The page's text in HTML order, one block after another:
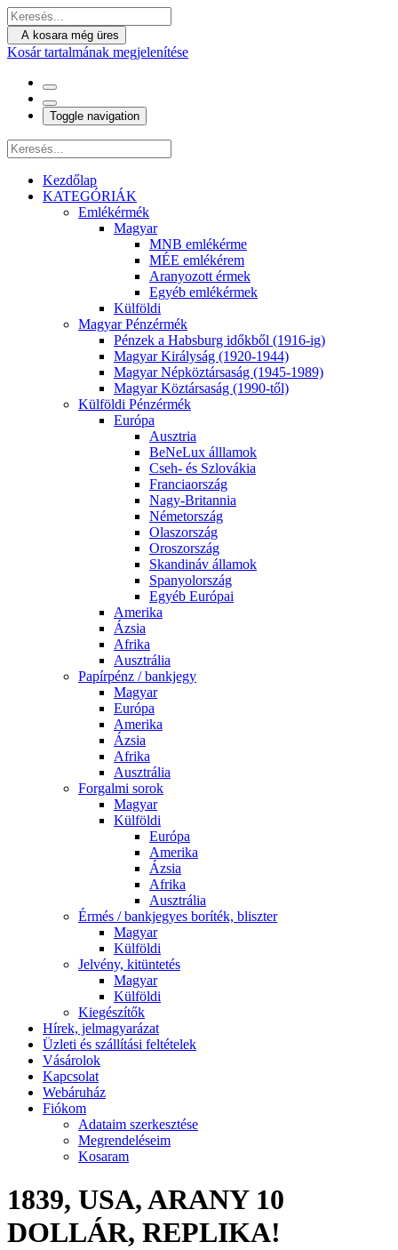
A kosara még üres
Kosár tartalmának megjelenítése
Toggle navigation
Kezdőlap
KATEGÓRIÁK
Emlékérmék
Magyar
MNB emlékérme
MÉE emlékérem
Aranyozott érmek
Egyéb emlékérmek
Külföldi
Magyar Pénzérmék
Pénzek a Habsburg időkből (1916-ig)
Magyar Királyság (1920-1944)
Magyar Népköztársaság (1945-1989)
Magyar Köztársaság (1990-től)
Külföldi Pénzérmék
Európa
Ausztria
BeNeLux álllamok
Cseh- és Szlovákia
Franciaország
Nagy-Britannia
Németország
Olaszország
Oroszország
Skandináv államok
Spanyolország
Egyéb Európai
Amerika
Ázsia
Afrika
Ausztrália
Papírpénz / bankjegy
Magyar
Európa
Amerika
Ázsia
Afrika
Ausztrália
Forgalmi sorok
Magyar
Külföldi
Európa
Amerika
Ázsia
Afrika
Ausztrália
Érmés / bankjegyes boríték, bliszter
Magyar
Külföldi
Jelvény, kitüntetés
Magyar
Külföldi
Kiegészítők
Hírek, jelmagyarázat
Üzleti és szállítási feltételek
Vásárolok
Kapcsolat
Webáruház
Fiókom
Adataim szerkesztése
Megrendeléseim
Kosaram
1839, USA, ARANY 10
DOLLÁR, REPLIKA!